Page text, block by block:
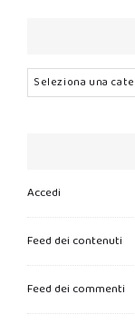
Categorie
Accedi
Feed dei contenuti
Feed dei commenti